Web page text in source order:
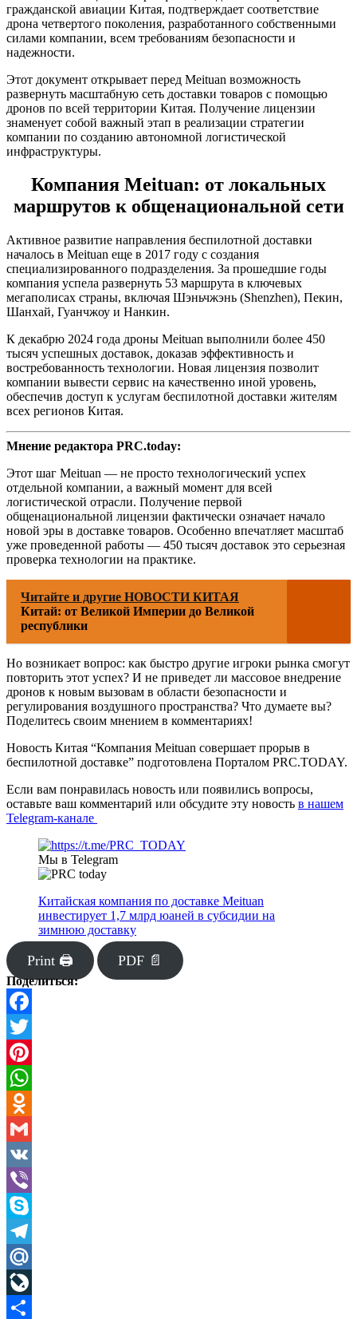
гражданской авиации Китая, подтверждает соответствие
дрона четвертого поколения, разработанного собственными
силами компании, всем требованиям безопасности и
надежности.
Этот документ открывает перед Meituan возможность
развернуть масштабную сеть доставки товаров с помощью
дронов по всей территории Китая. Получение лицензии
знаменует собой важный этап в реализации стратегии
компании по созданию автономной логистической
инфраструктуры.
Компания Meituan: от локальных
маршрутов к общенациональной сети
Активное развитие направления беспилотной доставки
началось в Meituan еще в 2017 году с создания
специализированного подразделения. За прошедшие годы
компания успела развернуть 53 маршрута в ключевых
мегаполисах страны, включая Шэньчжэнь (Shenzhen), Пекин,
Шанхай, Гуанчжоу и Нанкин.
К декабрю 2024 года дроны Meituan выполнили более 450
тысяч успешных доставок, доказав эффективность и
востребованность технологии. Новая лицензия позволит
компании вывести сервис на качественно иной уровень,
обеспечив доступ к услугам беспилотной доставки жителям
всех регионов Китая.
Мнение редактора PRC.today:
Этот шаг Meituan — не просто технологический успех
отдельной компании, а важный момент для всей
логистической отрасли. Получение первой
общенациональной лицензии фактически означает начало
новой эры в доставке товаров. Особенно впечатляет масштаб
уже проведенной работы — 450 тысяч доставок это серьезная
проверка технологии на практике.
Читайте и другие НОВОСТИ КИТАЯ
Китай: от Великой Империи до Великой
республики
Но возникает вопрос: как быстро другие игроки рынка смогут
повторить этот успех? И не приведет ли массовое внедрение
дронов к новым вызовам в области безопасности и
регулирования воздушного пространства? Что думаете вы?
Поделитесь своим мнением в комментариях!
Новость Китая “Компания Meituan совершает прорыв в
беспилотной доставке” подготовлена Порталом PRC.TODAY.
Если вам понравилась новость или появились вопросы,
оставьте ваш комментарий или обсудите эту новость в нашем
Telegram-канале
Мы в Telegram
Китайская компания по доставке Meituan
инвестирует 1,7 млрд юаней в субсидии на
зимнюю доставку
Print 🖨 PDF 📄
Поделиться:
Facebook
Twitter
Pinterest
WhatsApp
Odnoklassniki
Gmail
VK
Viber
Skype
Telegram
Mail.Ru
LiveJournal